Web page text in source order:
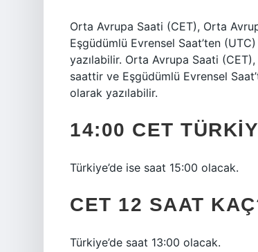
Orta Avrupa Saati (CET), Orta
Eşgüdümlü Evrensel Saat’ten
yazılabilir. Orta Avrupa Saati
saattir ve Eşgüdümlü Evrensel
olarak yazılabilir.
14:00 CET
Türkiye’de ise saat 15:00 olacak.
CET 12 SAAT
Türkiye’de saat 13:00 olacak.